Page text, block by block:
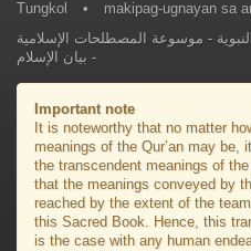
Tungkol • makipag-ugnayan sa
- موسوعة المصطلحات الإسلامية
- بيان الإسلام
Important note
It is noteworthy that no matter
meanings of the Qur’an may
the transcendent meanings of
that the meanings conveyed by
reached by the extent of the
this Sacred Book. Hence, this
is the case with any human